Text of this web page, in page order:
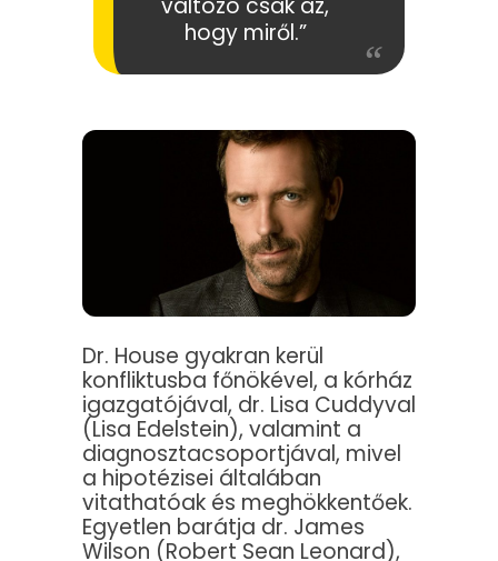
hogy miről.”
Dr. House gyakran kerül
konfliktusba főnökével, a kórház
igazgatójával, dr. Lisa Cuddyval
(Lisa Edelstein), valamint a
diagnosztacsoportjával, mivel
a hipotézisei általában
vitathatóak és meghökkentőek.
Egyetlen barátja dr. James
Wilson (Robert Sean Leonard),